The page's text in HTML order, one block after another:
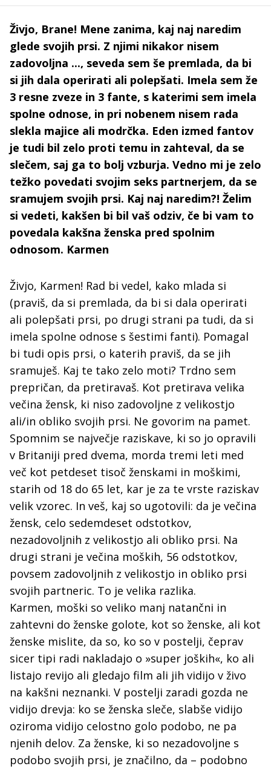
Živjo, Brane! Mene zanima, kaj naj naredim
glede svojih prsi. Z njimi nikakor nisem
zadovoljna ..., seveda sem še premlada, da bi
si jih dala operirati ali polepšati. Imela sem že
3 resne zveze in 3 fante, s katerimi sem imela
spolne odnose, in pri nobenem nisem rada
slekla majice ali modrčka. Eden izmed fantov
je tudi bil zelo proti temu in zahteval, da se
slečem, saj ga to bolj vzburja. Vedno mi je zelo
težko povedati svojim seks partnerjem, da se
sramujem svojih prsi. Kaj naj naredim?! Želim
si vedeti, kakšen bi bil vaš odziv, če bi vam to
povedala kakšna ženska pred spolnim
odnosom. Karmen
Živjo, Karmen! Rad bi vedel, kako mlada si
(praviš, da si premlada, da bi si dala operirati
ali polepšati prsi, po drugi strani pa tudi, da si
imela spolne odnose s šestimi fanti). Pomagal
bi tudi opis prsi, o katerih praviš, da se jih
sramuješ. Kaj te tako zelo moti? Trdno sem
prepričan, da pretiravaš. Kot pretirava velika
večina žensk, ki niso zadovoljne z velikostjo
ali/in obliko svojih prsi. Ne govorim na pamet.
Spomnim se največje raziskave, ki so jo opravili
v Britaniji pred dvema, morda tremi leti med
več kot petdeset tisoč ženskami in moškimi,
starih od 18 do 65 let, kar je za te vrste raziskav
velik vzorec. In veš, kaj so ugotovili: da je večina
žensk, celo sedemdeset odstotkov,
nezadovoljnih z velikostjo ali obliko prsi. Na
drugi strani je večina moških, 56 odstotkov,
povsem zadovoljnih z velikostjo in obliko prsi
svojih partneric. To je velika razlika.
Karmen, moški so veliko manj natančni in
zahtevni do ženske golote, kot so ženske, ali kot
ženske mislite, da so, ko so v postelji, čeprav
sicer tipi radi nakladajo o »super joških«, ko ali
listajo revijo ali gledajo film ali jih vidijo v živo
na kakšni neznanki. V postelji zaradi gozda ne
vidijo drevja: ko se ženska sleče, slabše vidijo
oziroma vidijo celostno golo podobo, ne pa
njenih delov. Za ženske, ki so nezadovoljne s
podobo svojih prsi, je značilno, da – podobno